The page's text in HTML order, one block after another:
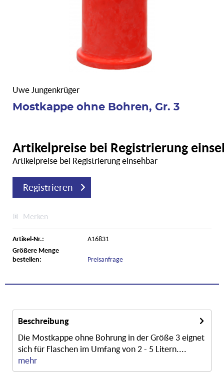
Uwe Jungenkrüger
Mostkappe ohne Bohren, Gr. 3
Artikelpreise bei Registrierung
Artikelpreise bei Registrierung einsehbar
Registrieren
Merken
Artikel-Nr.:
A16831
Größere Menge
bestellen:
Preisanfrage
Beschreibung
Die Mostkappe ohne Bohrung in der Größe 3 eignet
sich für Flaschen im Umfang von 2 - 5 Litern....
mehr